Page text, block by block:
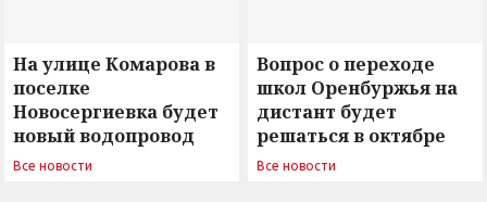
На улице Комарова в
поселке
Новосергиевка будет
новый водопровод
Все новости
Вопрос о переходе
школ Оренбуржья на
дистант будет
решаться в октябре
Все новости